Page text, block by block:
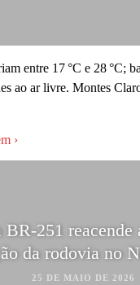
entre 17 °C e 28 °C;
ao ar livre. Montes
›
BR-251 reacende
da rodovia no
25 DE MAIO DE 2026